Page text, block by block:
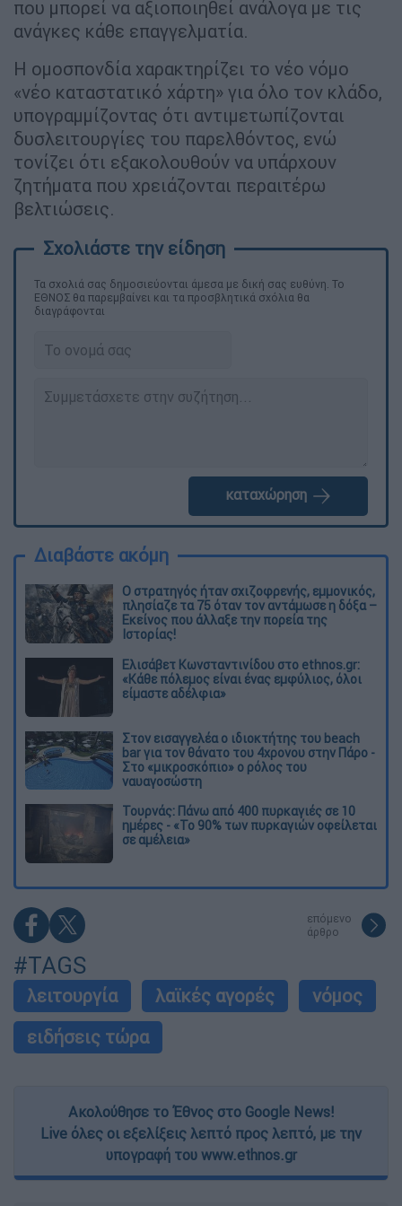
που μπορεί να αξιοποιηθεί ανάλογα με τις
ανάγκες κάθε επαγγελματία.
Η ομοσπονδία χαρακτηρίζει το νέο νόμο
«νέο καταστατικό χάρτη» για όλο τον κλάδο,
υπογραμμίζοντας ότι αντιμετωπίζονται
δυσλειτουργίες του παρελθόντος, ενώ
τονίζει ότι εξακολουθούν να υπάρχουν
ζητήματα που χρειάζονται περαιτέρω
βελτιώσεις.
Τα σχολιά σας δημοσιεύονται άμεσα με δική σας ευθύνη. Το
ΕΘΝΟΣ θα παρεμβαίνει και τα προσβλητικά σχόλια θα
διαγράφονται
καταχώρηση
Διαβάστε ακόμη
O στρατηγός ήταν σχιζοφρενής, εμμονικός,
πλησίαζε τα 75 όταν τον αντάμωσε η δόξα –
Εκείνος που άλλαξε την πορεία της
Ιστορίας!
Ελισάβετ Κωνσταντινίδου στο ethnos.gr:
«Κάθε πόλεμος είναι ένας εμφύλιος, όλοι
είμαστε αδέλφια»
Στον εισαγγελέα ο ιδιοκτήτης του beach
bar για τον θάνατο του 4χρονου στην Πάρο -
Στο «μικροσκόπιο» ο ρόλος του
ναυαγοσώστη
Τουρνάς: Πάνω από 400 πυρκαγιές σε 10
ημέρες - «Το 90% των πυρκαγιών οφείλεται
σε αμέλεια»
επόμενο
άρθρο
#TAGS
λειτουργία λαϊκές αγορές
νόμος
ειδήσεις τώρα
Ακολούθησε το Έθνος στο Google News!
Live όλες οι εξελίξεις λεπτό προς λεπτό, με την
υπογραφή του www.ethnos.gr